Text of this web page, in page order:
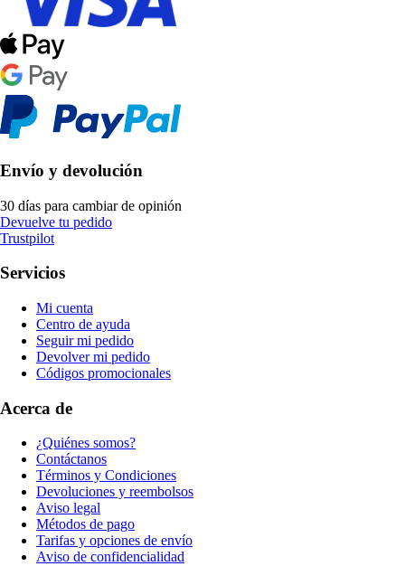
Envío y devolución
30 días para cambiar de opinión
Devuelve tu pedido
Trustpilot
Servicios
Mi cuenta
Centro de ayuda
Seguir mi pedido
Devolver mi pedido
Códigos promocionales
Acerca de
¿Quiénes somos?
Contáctanos
Términos y Condiciones
Devoluciones y reembolsos
Aviso legal
Métodos de pago
Tarifas y opciones de envío
Aviso de confidencialidad